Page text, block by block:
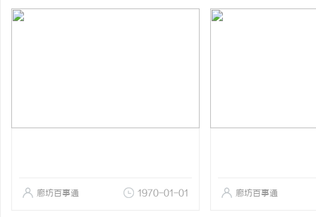
廊坊百事通 1970-01-01 廊坊百事通